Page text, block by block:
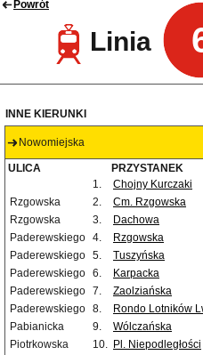
Powrót
Linia
INNE KIERUNKI
Nowomiejska
ULICA PRZYSTANEK
1.
Chojny Kurczaki
Rzgowska
2. Cm. Rzgowska
Rzgowska
3. Dachowa
Paderewskiego 4. Rzgowska
Paderewskiego 5. Tuszyńska
Paderewskiego 6. Karpacka
Paderewskiego 7. Zaolziańska
Paderewskiego 8. Rondo Lotników
Pabianicka
9. Wólczańska
Piotrkowska
10. Pl. Niepodległości